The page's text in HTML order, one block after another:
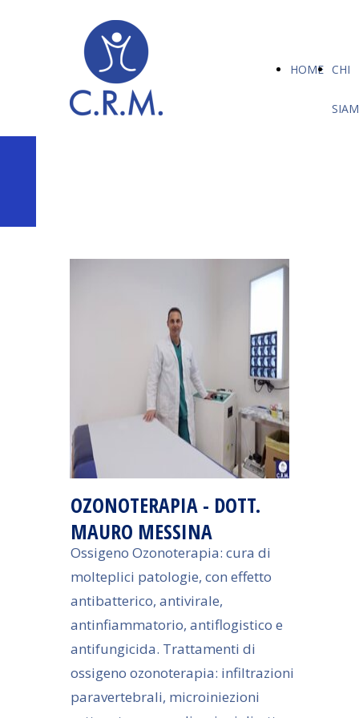
HOME CHI
OZONOTERAPIA - DOTT.
MAURO MESSINA
Ossigeno Ozonoterapia: cura di
molteplici patologie, con effetto
antibatterico, antivirale,
antinfiammatorio, antiflogistico e
antifungicida. Trattamenti di
ossigeno ozonoterapia: infiltrazioni
paravertebrali, microiniezioni